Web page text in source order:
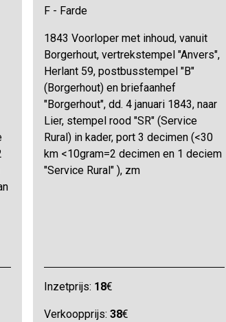
F - Farde
1843 Voorloper met inhoud, vanuit
Borgerhout, vertrekstempel "Anvers",
Herlant 59, postbusstempel "B"
(Borgerhout) en briefaanhef
"Borgerhout", dd. 4 januari 1843, naar
Lier, stempel rood "SR" (Service
Rural) in kader, port 3 decimen (<30
km <10gram=2 decimen en 1 deciem
"Service Rural" ), zm
Inzetprijs: 18€
Verkoopprijs: 38€